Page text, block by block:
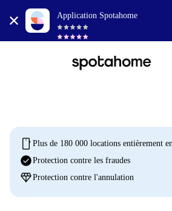
Application Spotahome
mobile Plus de 180 000 locations entièrement
check_circleProtection contre les fraudes
diamondProtection contre l'annulation